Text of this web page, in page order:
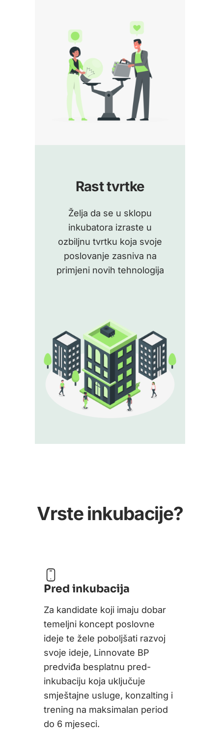
Rast tvrtke
Želja da se u sklopu
inkubatora izraste u
ozbiljnu tvrtku koja svoje
poslovanje zasniva na
primjeni novih tehnologija
Vrste inkubacije?
Pred inkubacija
Za kandidate koji imaju dobar
temeljni koncept poslovne
ideje te žele poboljšati razvoj
svoje ideje, Linnovate BP
predviđa besplatnu pred-
inkubaciju koja uključuje
smještajne usluge, konzalting i
trening na maksimalan period
do 6 mjeseci.